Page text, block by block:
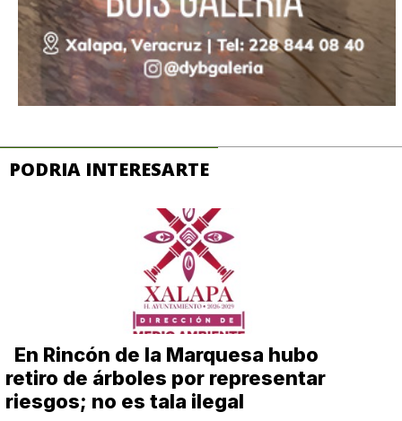
PODRIA INTERESARTE
En Rincón de la Marquesa hubo
retiro de árboles por representar
riesgos; no es tala ilegal